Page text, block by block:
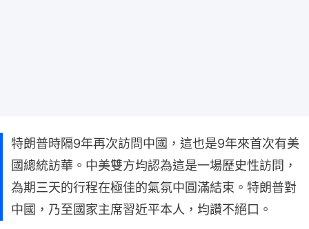
特朗普時隔9年再次訪問中國，這也是9年來首次有美
國總統訪華。中美雙方均認為這是一場歷史性訪問，
為期三天的行程在極佳的氣氛中圓滿結束。特朗普對
中國，乃至國家主席習近平本人，均讚不絕口。